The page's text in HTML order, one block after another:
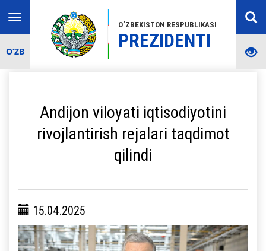
O‘ZBEKISTON RESPUBLIKASI
PREZIDENTI
Toggle
navigation
O‘ZB
Andijon viloyati iqtisodiyotini
rivojlantirish rejalari taqdimot
qilindi
15.04.2025